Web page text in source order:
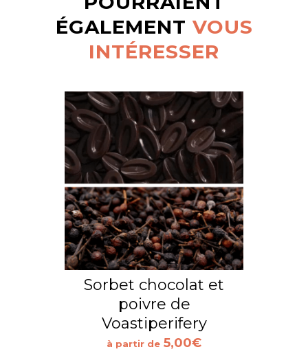
ÉGALEMENT VOUS
INTÉRESSER
Sorbet chocolat et
poivre de
Voastiperifery
à partir de 5,00€